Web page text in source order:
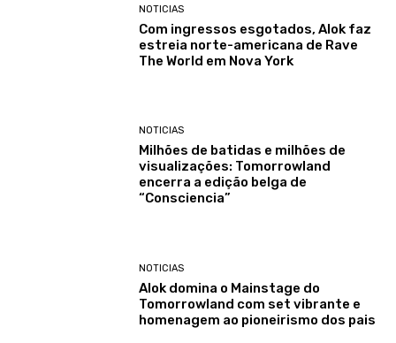
NOTICIAS
Com ingressos esgotados, Alok faz
estreia norte-americana de Rave
The World em Nova York
NOTICIAS
Milhões de batidas e milhões de
visualizações: Tomorrowland
encerra a edição belga de
“Consciencia”
NOTICIAS
Alok domina o Mainstage do
Tomorrowland com set vibrante e
homenagem ao pioneirismo dos pais